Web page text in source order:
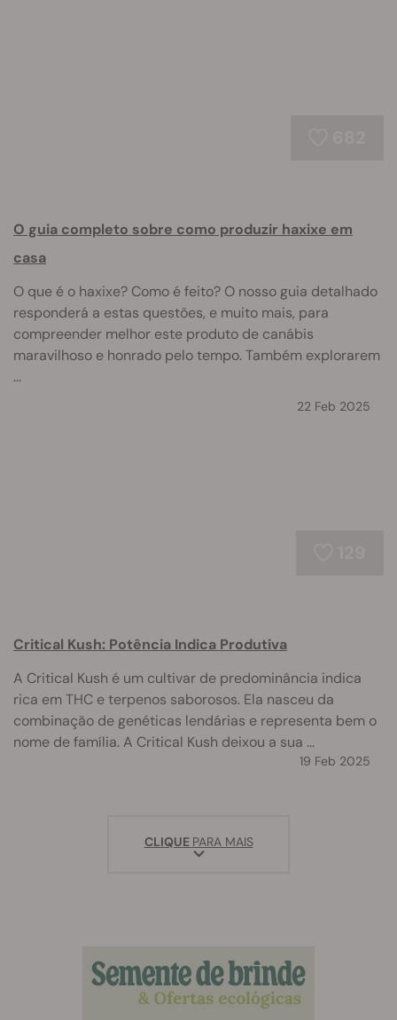
O guia completo sobre como produzir haxixe em
casa
O que é o haxixe? Como é feito? O nosso guia detalhado
responderá a estas questões, e muito mais, para
compreender melhor este produto de canábis
maravilhoso e honrado pelo tempo. Também explorarem
...
22 Feb 2025
Critical Kush: Potência Indica Produtiva
A Critical Kush é um cultivar de predominância indica
rica em THC e terpenos saborosos. Ela nasceu da
combinação de genéticas lendárias e representa bem o
nome de família. A Critical Kush deixou a sua ...
19 Feb 2025
CLIQUE PARA MAIS